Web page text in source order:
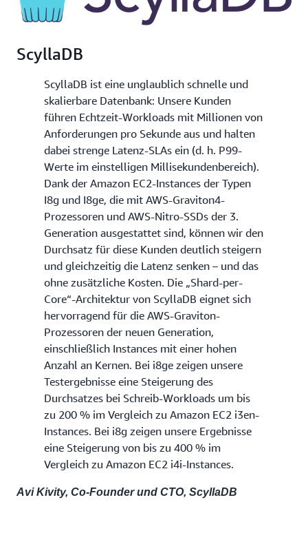
ScyllaDB
ScyllaDB ist eine unglaublich schnelle und
skalierbare Datenbank: Unsere Kunden
führen Echtzeit-Workloads mit Millionen von
Anforderungen pro Sekunde aus und halten
dabei strenge Latenz-SLAs ein (d. h. P99-
Werte im einstelligen Millisekundenbereich).
Dank der Amazon EC2-Instances der Typen
I8g und I8ge, die mit AWS-Graviton4-
Prozessoren und AWS-Nitro-SSDs der 3.
Generation ausgestattet sind, können wir den
Durchsatz für diese Kunden deutlich steigern
und gleichzeitig die Latenz senken – und das
ohne zusätzliche Kosten. Die „Shard-per-
Core“-Architektur von ScyllaDB eignet sich
hervorragend für die AWS-Graviton-
Prozessoren der neuen Generation,
einschließlich Instances mit einer hohen
Anzahl an Kernen. Bei i8ge zeigen unsere
Testergebnisse eine Steigerung des
Durchsatzes bei Schreib-Workloads um bis
zu 200 % im Vergleich zu Amazon EC2 i3en-
Instances. Bei i8g zeigen unsere Ergebnisse
eine Steigerung von bis zu 400 % im
Vergleich zu Amazon EC2 i4i-Instances.
Avi Kivity, Co-Founder und CTO, ScyllaDB